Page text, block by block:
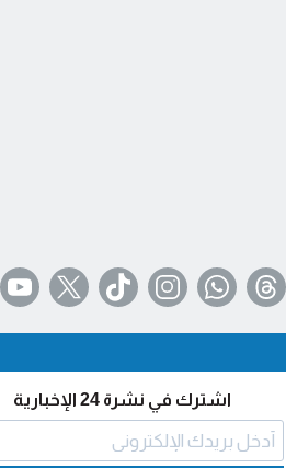
اشترك في نشرة 24 الإخبارية